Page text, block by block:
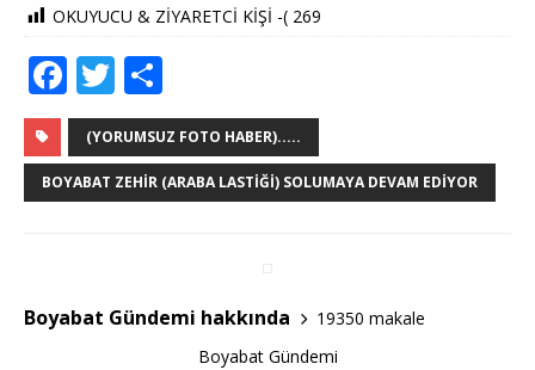
OKUYUCU & ZİYARETCİ KİŞİ -( 269
F
a
c
e
o
k
T
w
it
te
h
ar
e
(YORUMSUZ FOTO HABER).....
BOYABAT ZEHIR (ARABA LASTIĞI) SOLUMAYA DEVAM EDIYOR
Boyabat Gündemi hakkında
19350 makale
Boyabat Gündemi